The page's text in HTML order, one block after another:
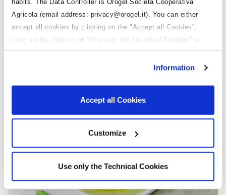
habits. The Data Controller is Orogel Società Cooperativa
Agricola (email address: privacy@orogel.it). You can either
accept all cookies by clicking on the "Accept all Cookies",
continue by clicking on "Use only the Technical Cookies" or
manage your preferences clicking on "Customize". Click here to
Cookie Policy.
Information
Accept all Cookies
Customize
Use only the Technical Cookies